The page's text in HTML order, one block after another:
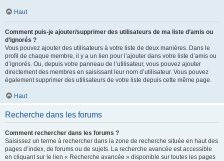
Haut
Comment puis-je ajouter/supprimer des utilisateurs de ma liste d’amis ou
d’ignorés ?
Vous pouvez ajouter des utilisateurs à votre liste de deux manières. Dans le
profil de chaque membre, il y a un lien pour l’ajouter dans votre liste d’amis ou
d’ignorés. Ou, depuis votre panneau de l’utilisateur, vous pouvez ajouter
directement des membres en saisissant leur nom d’utilisateur. Vous pouvez
également supprimer des utilisateurs de votre liste depuis cette même page.
Haut
Recherche dans les forums
Comment rechercher dans les forums ?
Saisissez un terme à rechercher dans la zone de recherche située en haut des
pages d’index, de forums ou de sujets. La recherche avancée est accessible
en cliquant sur le lien « Recherche avancée » disponible sur toutes les pages